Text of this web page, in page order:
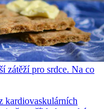
zátěží pro srdce. Na co
kardiovaskulárních